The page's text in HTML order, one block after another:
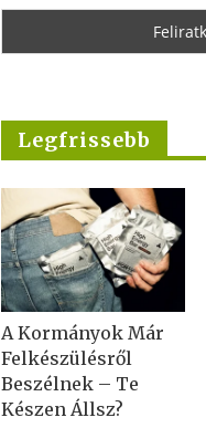
Legfrissebb
A Kormányok Már
Felkészülésről
Beszélnek – Te
Készen Állsz?